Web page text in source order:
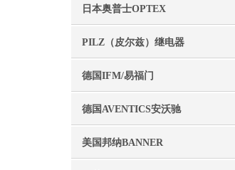
日本奥普士OPTEX
PILZ（皮尔兹）继电器
德国IFM/易福门
德国AVENTICS安沃驰
美国邦纳BANNER